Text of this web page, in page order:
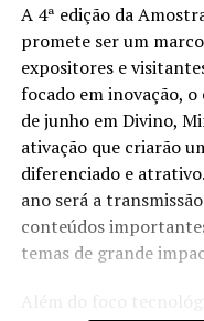
A 4ª edição da
promete ser um
expositores e
focado em inovação,
de junho em Divino,
ativação que criarão
diferenciado e
ano será a
conteúdos
temas de grande